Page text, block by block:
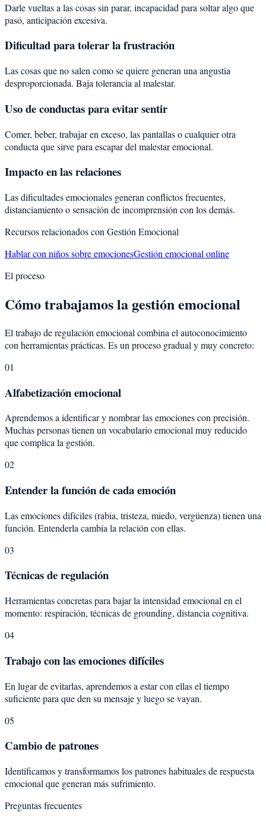
Darle vueltas a las cosas sin parar, incapacidad para soltar algo que
pasó, anticipación excesiva.
Dificultad para tolerar la frustración
Las cosas que no salen como se quiere generan una angustia
desproporcionada. Baja tolerancia al malestar.
Uso de conductas para evitar sentir
Comer, beber, trabajar en exceso, las pantallas o cualquier otra
conducta que sirve para escapar del malestar emocional.
Impacto en las relaciones
Las dificultades emocionales generan conflictos frecuentes,
distanciamiento o sensación de incomprensión con los demás.
Recursos relacionados con Gestión Emocional
Hablar con niños sobre emocionesGestión emocional online
El proceso
Cómo trabajamos la gestión emocional
El trabajo de regulación emocional combina el autoconocimiento
con herramientas prácticas. Es un proceso gradual y muy concreto:
01
Alfabetización emocional
Aprendemos a identificar y nombrar las emociones con precisión.
Muchas personas tienen un vocabulario emocional muy reducido
que complica la gestión.
02
Entender la función de cada emoción
Las emociones difíciles (rabia, tristeza, miedo, vergüenza) tienen una
función. Entenderla cambia la relación con ellas.
03
Técnicas de regulación
Herramientas concretas para bajar la intensidad emocional en el
momento: respiración, técnicas de grounding, distancia cognitiva.
04
Trabajo con las emociones difíciles
En lugar de evitarlas, aprendemos a estar con ellas el tiempo
suficiente para que den su mensaje y luego se vayan.
05
Cambio de patrones
Identificamos y transformamos los patrones habituales de respuesta
emocional que generan más sufrimiento.
Preguntas frecuentes